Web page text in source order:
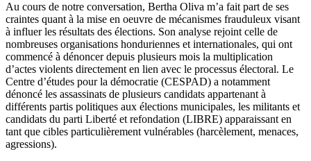
Au cours de notre conversation, Bertha Oliva m’a fait part de ses
craintes quant à la mise en oeuvre de mécanismes frauduleux visant
à influer les résultats des élections. Son analyse rejoint celle de
nombreuses organisations honduriennes et internationales, qui ont
commencé à dénoncer depuis plusieurs mois la multiplication
d’actes violents directement en lien avec le processus électoral. Le
Centre d’études pour la démocratie (CESPAD) a notamment
dénoncé les assassinats de plusieurs candidats appartenant à
différents partis politiques aux élections municipales, les militants et
candidats du parti Liberté et refondation (LIBRE) apparaissant en
tant que cibles particulièrement vulnérables (harcèlement, menaces,
agressions).